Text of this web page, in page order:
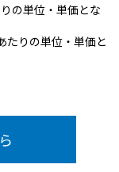
の単位・単価とな
たりの単位・単価と